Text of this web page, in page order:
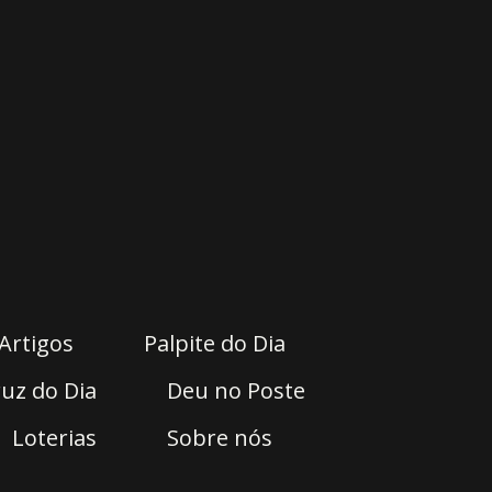
Palpite do Dia
do Dia
Deu no Poste
Loterias
Sobre nós